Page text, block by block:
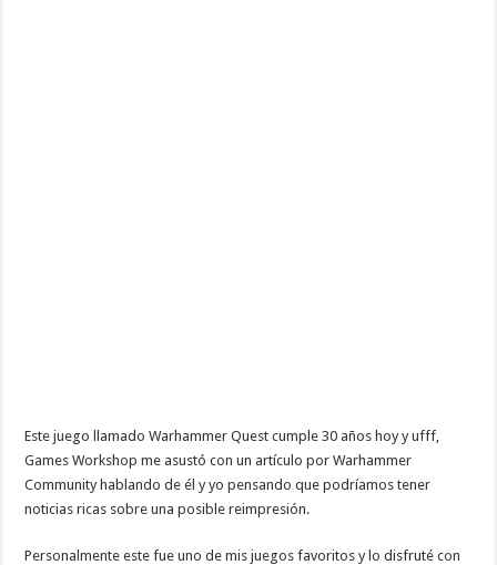
Este juego llamado Warhammer Quest cumple 30 años hoy y ufff,
Games Workshop me asustó con un artículo por Warhammer
Community hablando de él y yo pensando que podríamos tener
noticias ricas sobre una posible reimpresión.
Personalmente este fue uno de mis juegos favoritos y lo disfruté con